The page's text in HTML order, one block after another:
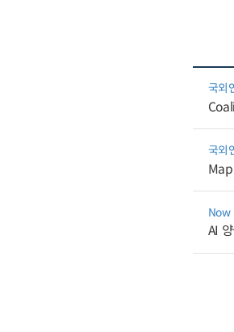
국외
국외
Now
AI